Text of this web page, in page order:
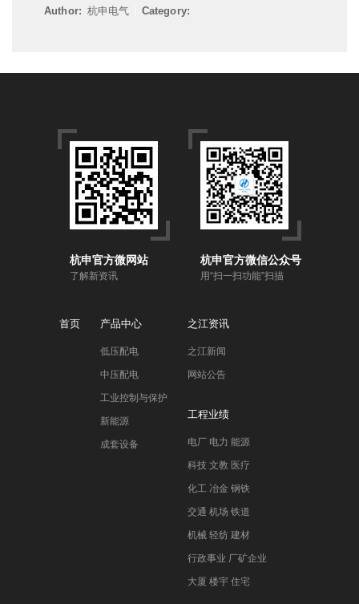
Author: 杭申电气| Category:
杭申官方微网站
了解新资讯
杭申官方微信公众号
用“扫一扫功能”扫描
首页 产品中心
低压配电
中压配电
工业控制与保护
新能源
成套设备
之江资讯
之江新闻
网站公告
工程业绩
电厂 电力 能源
科技 文教 医疗
化工 冶金 钢铁
交通 机场 铁道
机械 轻纺 建材
行政事业 厂矿企业
大厦 楼宇 住宅